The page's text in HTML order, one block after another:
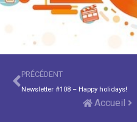
PRÉCÉDENT
Newsletter #108 – Happy holidays!
Accueil